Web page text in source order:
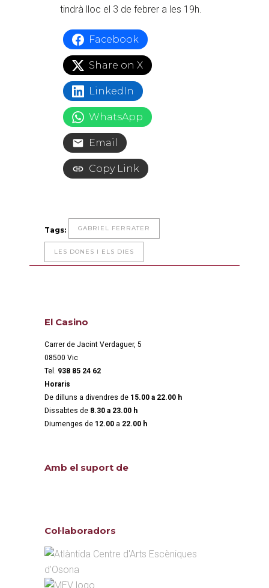
tindrà lloc el 3 de febrer a les 19h.
Facebook
Share on X
LinkedIn
WhatsApp
Email
Copy Link
Tags: GABRIEL FERRATER
LES DONES I ELS DIES
El Casino
Carrer de Jacint Verdaguer, 5
08500 Vic
Tel. 938 85 24 62
Horaris
De dilluns a divendres de 15.00 a 22.00 h
Dissabtes de 8.30 a 23.00 h
Diumenges de 12.00 a 22.00 h
Amb el suport de
Col·laboradors